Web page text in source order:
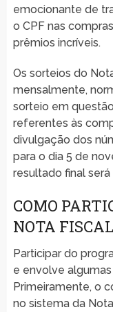
emocionante de
o CPF nas
prêmios incríveis.
Os sorteios do
mensalmente,
sorteio em
referentes às
divulgação dos
para o dia 5 de
resultado final
COMO
NOTA
Participar do
e envolve
Primeiramente, o
no sistema da